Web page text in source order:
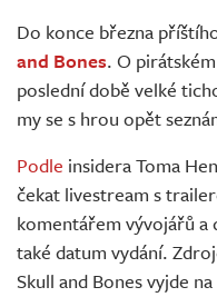
Živě
Do konce března
and Bones. O
poslední době velké
my se s hrou opět
Podle insidera Toma
čekat livestream s
komentářem vývojářů a
také datum vydání.
Skull and Bones vyjde